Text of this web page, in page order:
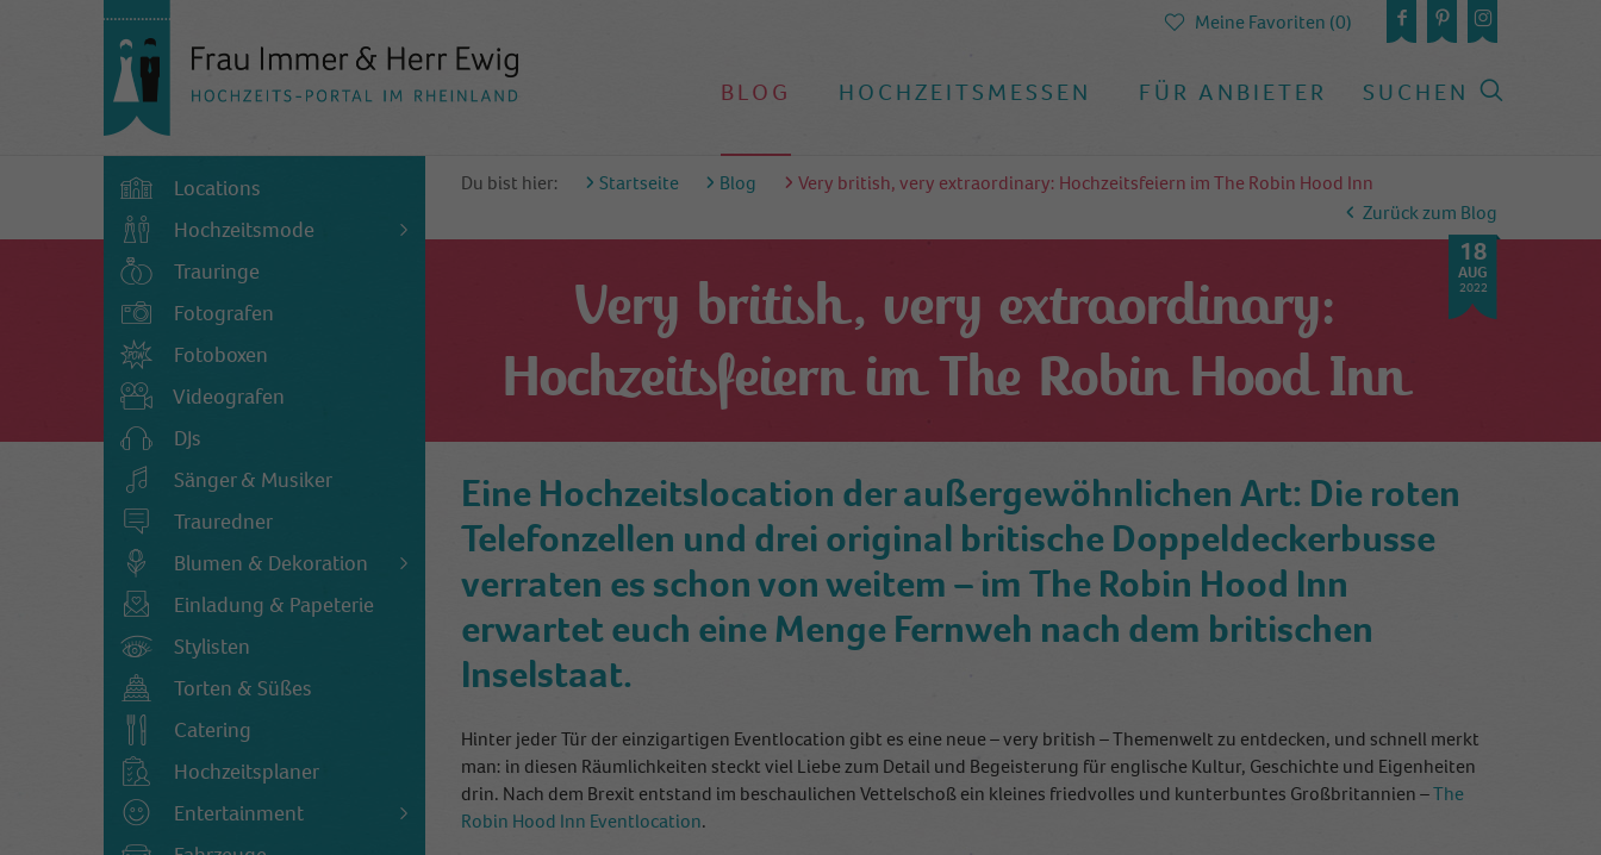
BLOG HOCHZEITSMESSEN FÜR ANBIETER SUCHEN
Meine Favoriten (0)
Locations
Hochzeitsmode
Trauringe
Fotografen
Fotoboxen
Videografen
DJs
Sänger & Musiker
Trauredner
Blumen & Dekoration
Einladung & Papeterie
Stylisten
Torten & Süßes
Catering
Hochzeitsplaner
Entertainment
Du bist hier: Startseite Blog
Very british, very extraordinary: Hochzeitsfeiern im The Robin Hood Inn
Zurück zum Blog
Very british, very extraordinary:
Hochzeitsfeiern im The Robin Hood Inn
18
AUG
2022
Eine Hochzeitslocation der außergewöhnlichen Art: Die roten
Telefonzellen und drei original britische Doppeldeckerbusse
verraten es schon von weitem – im The Robin Hood Inn
erwartet euch eine Menge Fernweh nach dem britischen
Inselstaat.
Hinter jeder Tür der einzigartigen Eventlocation gibt es eine neue – very british – Themenwelt zu entdecken, und schnell merkt
man: in diesen Räumlichkeiten steckt viel Liebe zum Detail und Begeisterung für englische Kultur, Geschichte und Eigenheiten
drin. Nach dem Brexit entstand im beschaulichen Vettelschoß ein kleines friedvolles und kunterbuntes Großbritannien –The
Robin Hood Inn Eventlocation.